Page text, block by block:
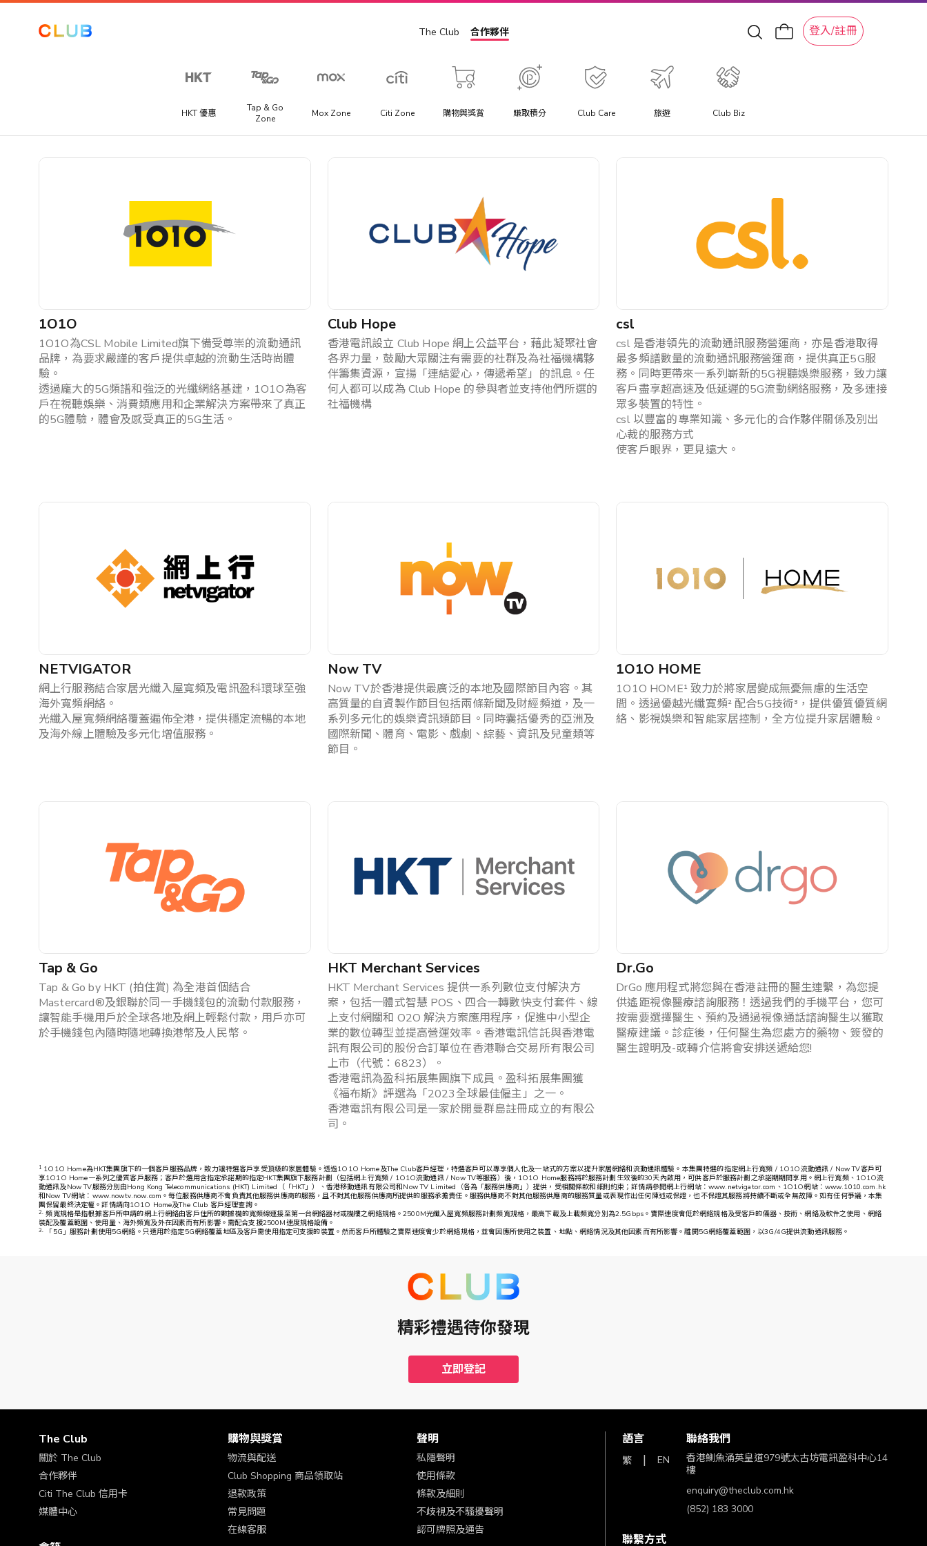
讓我們
從以下選
新你的喜
好或通訊
最少選擇3個
The Club 合作夥伴
HKT 優惠
Tap & Go
Zone
Mox Zone Citi Zone 購物與獎賞
Club 積分專區
手機、電腦及潮物
家電及家品
親子及寵物
餐飲及體驗
美酒、餐飲及禮券​
健康與運動
中小企專區
賺取積分 Club Care 旅遊
海外賽事套票 景點門票 特色旅遊體驗
提供宅度假優惠，每間酒店都各有特色，包括精緻晚餐、自助
Club Biz
登入/註冊
1O1O
1O1O為CSL Mobile Limited旗下備受尊崇的流動通訊
品牌，為要求嚴謹的客戶提供卓越的流動生活時尚體
驗。
透過龐大的5G頻譜和強泛的光纖網絡基建，1O1O為客
戶在視聽娛樂、消費類應用和企業解決方案帶來了真正
的5G體驗，體會及感受真正的5G生活。
Club Hope
香港電訊設立 Club Hope 網上公益平台，藉此凝聚社會
各界力量，鼓勵大眾關注有需要的社群及為社福機構夥
伴籌集資源，宣揚「連結愛心，傳遞希望」的訊息。任
何人都可以成為 Club Hope 的參與者並支持他們所選的
社福機構
csl
csl 是香港領先的流動通訊服務營運商，亦是香港取得
最多頻譜數量的流動通訊服務營運商，提供真正5G服
務。同時更帶來一系列嶄新的5G視聽娛樂服務，致力讓
客戶盡享超高速及低延遲的5G流動網絡服務，及多連接
眾多裝置的特性。
csl 以豐富的專業知識、多元化的合作夥伴關係及別出
心裁的服務方式
使客戶眼界，更見遠大。
NETVIGATOR
網上行服務結合家居光纖入屋寬頻及電訊盈科環球至強
海外寬頻網絡。
光纖入屋寬頻網絡覆蓋遍佈全港，提供穩定流暢的本地
及海外線上體驗及多元化增值服務。
Now TV
Now TV於香港提供最廣泛的本地及國際節目內容。其
高質量的自資製作節目包括兩條新聞及財經頻道，及一
系列多元化的娛樂資訊類節目。同時囊括優秀的亞洲及
國際新聞、體育、電影、戲劇、綜藝、資訊及兒童類等
節目。
1O1O HOME
1O1O HOME¹ 致力於將家居變成無憂無慮的生活空
間。透過優越光纖寛頻² 配合5G技術³，提供優質優質網
絡、影視娛樂和智能家居控制，全方位提升家居體驗。
Tap & Go
Tap & Go by HKT (拍住賞) 為全港首個結合
Mastercard®及銀聯於同一手機錢包的流動付款服務，
讓智能手機用戶於全球各地及網上輕鬆付款，用戶亦可
於手機錢包內隨時隨地轉換港幣及人民幣。
HKT Merchant Services
HKT Merchant Services 提供一系列數位支付解決方
案，包括一體式智慧 POS、四合一轉數快支付套件、線
上支付網關和 O2O 解決方案應用程序，促進中小型企
業的數位轉型並提高營運效率。香港電訊信託與香港電
訊有限公司的股份合訂單位在香港聯合交易所有限公司
上市（代號：6823）。
香港電訊為盈科拓展集團旗下成員。盈科拓展集團獲
《福布斯》評選為「2023全球最佳僱主」之一。
香港電訊有限公司是一家於開曼群島註冊成立的有限公
司。
Dr.Go
DrGo 應用程式將您與在香港註冊的醫生連繫，為您提
供遙距視像醫療諮詢服務！透過我們的手機平台，您可
按需要選擇醫生、預約及通過視像通話諮詢醫生以獲取
醫療建議。診症後，任何醫生為您處方的藥物、簽發的
醫生證明及-或轉介信將會安排送遞給您!
1 1O1O Home為HKT集團旗下的一個客戶服務品牌，致力讓特選客戶享受頂級的家居體驗。透過1O1O Home及The Club客戶經理，特選客戶可以專享個人化及一站式的方案以提升家居網絡和流動通訊體驗。本集團特選的指定網上行寬頻 / 1O1O流動通訊 / Now TV客戶可
享1O1O Home一系列之優質客戶服務；客戶於選用含指定承諾期的指定HKT集團旗下服務計劃（包括網上行寬頻 / 1O1O流動通訊 / Now TV等服務）後，1O1O Home服務將於服務計劃生效後的30天內啟用，可供客戶於服務計劃之承諾期期間享用。網上行寬頻、1O1O流
動通訊及Now TV服務分別由Hong Kong Telecommunications (HKT) Limited（「HKT」）、香港移動通訊有限公司和Now TV Limited（各為「服務供應商」）提供，受相關條款和細則約束；詳情請參閱網上行網站：www.netvigator.com、1O1O網站：www.1010.com.hk
和Now TV網站：www.nowtv.now.com。每位服務供應商不會負責其他服務供應商的服務，且不對其他服務供應商所提供的服務承擔責任。服務供應商不對其他服務供應商的服務質量或表現作出任何陳述或保證，也不保證其服務將持續不斷或全無故障。如有任何爭議，本集
團保留最終決定權。詳情請向1O1O Home及The Club 客戶經理查詢。
2. 頻寬規格是指根據客戶所申請的網上行網絡由客戶住所的數據機的寬頻線連接至第一台網絡器材或機樓之網絡規格。2500M光纖入屋寬頻服務計劃頻寬規格，最高下載及上載頻寬分別為2.5Gbps。實際速度會低於網絡規格及受客戶的儀器、技術、網絡及軟件之使用、網絡
裝配及覆蓋範圍、使用量、海外頻寬及外在因素而有所影響。需配合支援2500M速度規格設備。
3. 「5G」服務計劃使用5G網絡。只適用於指定5G網絡覆蓋地區及客戶需使用指定可支援的裝置。然而客戶所體驗之實際速度會少於網絡規格，並會因應所使用之裝置、地點、網絡情況及其他因素而有所影響。離開5G網絡覆蓋範圍，以3G/4G提供流動通訊服務。
精彩禮遇待你發現
立即登記
The Club
關於 The Club
合作夥伴
媒體中心
Citi The Club 信用卡
購物與獎賞
退款政策
常見問題
在線客服
Club Shopping 商品領取站
物流與配送
聲明
不歧視及不騷擾聲明
使用條款
私隱聲明
認可牌照及通告
條款及細則
語言
繁 EN
聯絡我們
香港鰂魚涌英皇道979號太古坊電訊盈科中心14
樓
enquiry@theclub.com.hk
(852) 183 3000
聯繫方式